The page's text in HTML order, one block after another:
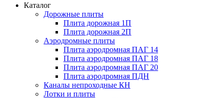
Каталог
Дорожные плиты
Плита дорожная 1П
Плита дорожная 2П
Аэродромные плиты
Плита аэродромная ПАГ 14
Плита аэродромная ПАГ 18
Плита аэродромная ПАГ 20
Плита аэродромная ПДН
Каналы непроходные КН
Лотки и плиты